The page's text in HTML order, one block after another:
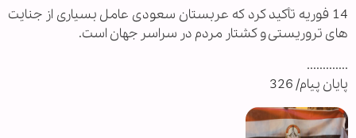
14 فوریه تأکید کرد که عربستان سعودی عامل بسیاری از جنایت
های تروریستی و کشتار مردم در سراسر جهان است.
.............
پایان پیام/ 326